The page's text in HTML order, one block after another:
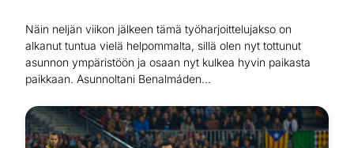
Näin neljän viikon jälkeen tämä työharjoittelujakso on
alkanut tuntua vielä helpommalta, sillä olen nyt tottunut
asunnon ympäristöön ja osaan nyt kulkea hyvin paikasta
paikkaan. Asunnoltani Benalmáden...